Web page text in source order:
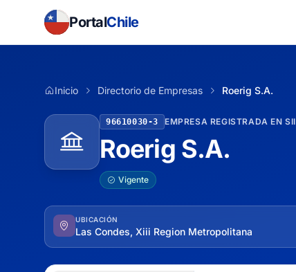
PortalChile
Inicio Directorio de Empresas Roerig S.A.
96610030-3 EMPRESA REGISTRADA EN SII
Roerig S.A.
Vigente
UBICACIÓN
Las Condes, Xiii Region Metropolitana